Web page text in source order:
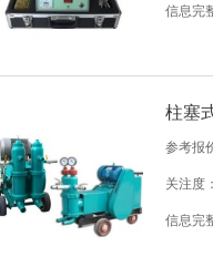
信息完
柱塞
参考报
关注度
信息完